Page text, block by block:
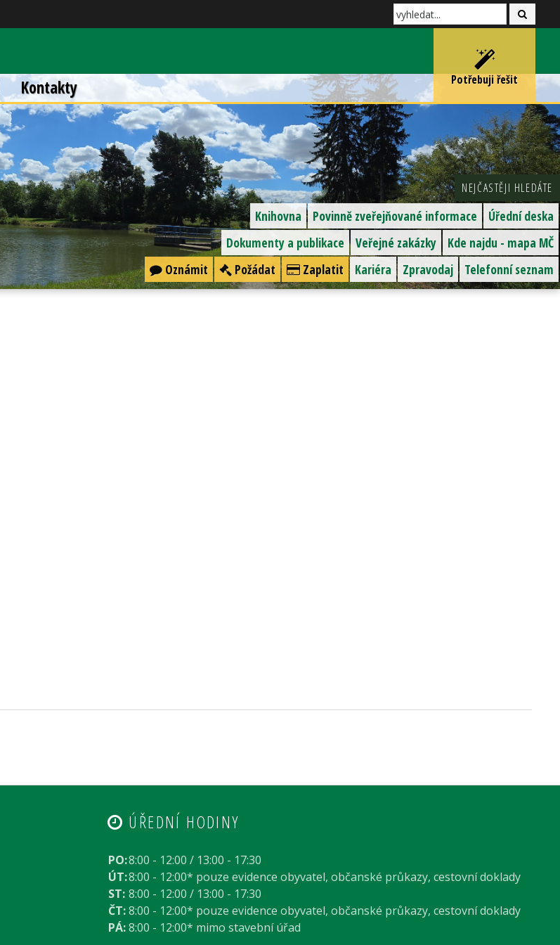
Potřebuji řešit
Kontakty
NEJČASTĚJI HLEDÁTE
Úřední deska
Povinně zveřejňované informace
Knihovna
Kde najdu - mapa MČ
Veřejné zakázky
Dokumenty a publikace
Telefonní seznam
Zpravodaj
Kariéra
Zaplatit
Požádat
Oznámit
ÚŘEDNÍ HODINY
PO:8:00 - 12:00 / 13:00 - 17:30
ÚT:8:00 - 12:00* pouze evidence obyvatel, občanské průkazy, cestovní doklady
ST: 8:00 - 12:00 / 13:00 - 17:30
ČT: 8:00 - 12:00* pouze evidence obyvatel, občanské průkazy, cestovní doklady
PÁ: 8:00 - 12:00* mimo stavební úřad